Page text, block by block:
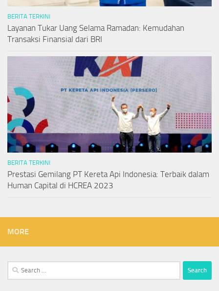
BERITA TERKINI
Layanan Tukar Uang Selama Ramadan: Kemudahan
Transaksi Finansial dari BRI
BERITA TERKINI
Prestasi Gemilang PT Kereta Api Indonesia: Terbaik dalam
Human Capital di HCREA 2023
MORE
Search
for: